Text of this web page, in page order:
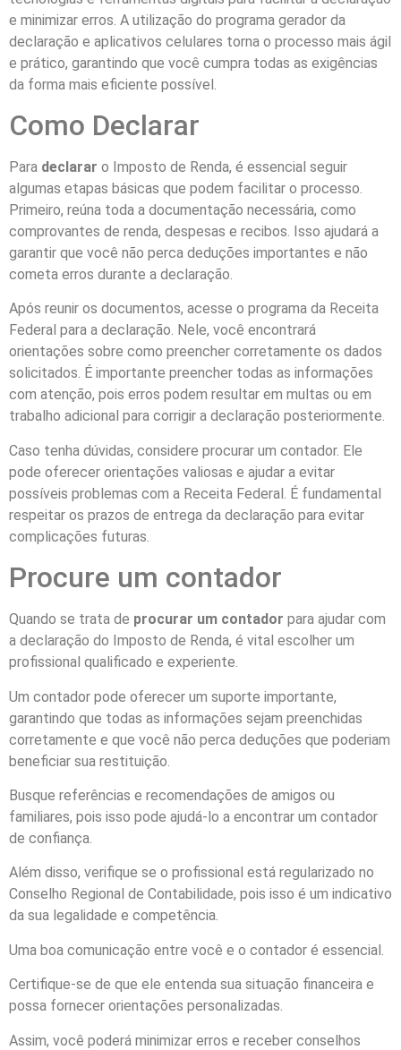
e minimizar erros. A utilização do programa gerador da
declaração e aplicativos celulares torna o processo mais ágil
e prático, garantindo que você cumpra todas as exigências
da forma mais eficiente possível.
Como Declarar
Para declarar o Imposto de Renda, é essencial seguir
algumas etapas básicas que podem facilitar o processo.
Primeiro, reúna toda a documentação necessária, como
comprovantes de renda, despesas e recibos. Isso ajudará a
garantir que você não perca deduções importantes e não
cometa erros durante a declaração.
Após reunir os documentos, acesse o programa da Receita
Federal para a declaração. Nele, você encontrará
orientações sobre como preencher corretamente os dados
solicitados. É importante preencher todas as informações
com atenção, pois erros podem resultar em multas ou em
trabalho adicional para corrigir a declaração posteriormente.
Caso tenha dúvidas, considere procurar um contador. Ele
pode oferecer orientações valiosas e ajudar a evitar
possíveis problemas com a Receita Federal. É fundamental
respeitar os prazos de entrega da declaração para evitar
complicações futuras.
Procure um contador
Quando se trata de procurar um contador para ajudar com
a declaração do Imposto de Renda, é vital escolher um
profissional qualificado e experiente.
Um contador pode oferecer um suporte importante,
garantindo que todas as informações sejam preenchidas
corretamente e que você não perca deduções que poderiam
beneficiar sua restituição.
Busque referências e recomendações de amigos ou
familiares, pois isso pode ajudá-lo a encontrar um contador
de confiança.
Além disso, verifique se o profissional está regularizado no
Conselho Regional de Contabilidade, pois isso é um indicativo
da sua legalidade e competência.
Uma boa comunicação entre você e o contador é essencial.
Certifique-se de que ele entenda sua situação financeira e
possa fornecer orientações personalizadas.
Assim, você poderá minimizar erros e receber conselhos